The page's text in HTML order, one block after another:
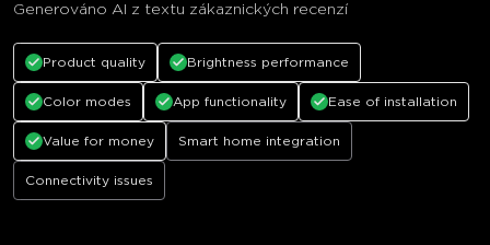
Generováno AI z textu zákaznických recenzí
Product quality Brightness performance
Color modes App functionality Ease of installation
Value for money Smart home integration
Connectivity issues